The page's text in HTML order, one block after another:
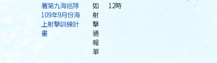
署第九海巡隊
109年9月份海
上射擊訓練計
畫
如
射
擊
通
報
單
12時